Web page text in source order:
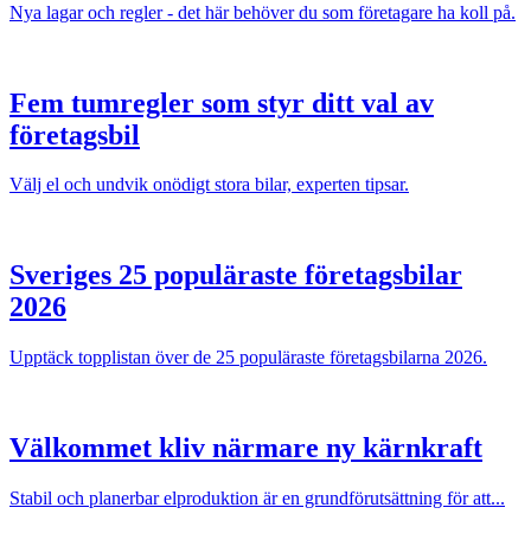
Nya lagar och regler - det här behöver du som företagare ha koll på.
Fem tumregler som styr ditt val av
företagsbil
Välj el och undvik onödigt stora bilar, experten tipsar.
Sveriges 25 populäraste företagsbilar
2026
Upptäck topplistan över de 25 populäraste företagsbilarna 2026.
Välkommet kliv närmare ny kärnkraft
Stabil och planerbar elproduktion är en grundförutsättning för att...